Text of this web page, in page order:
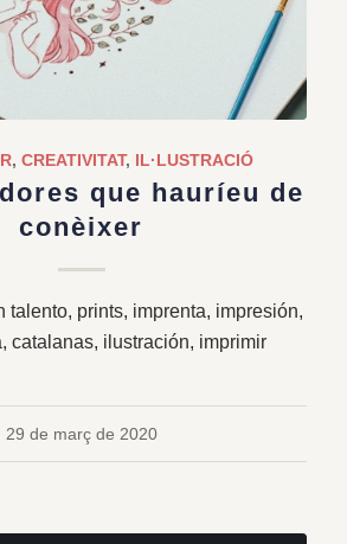
, CREATIVITAT, IL·LUSTRACIÓ
que hauríeu de
conèixer
talento, prints, imprenta, impresión,
catalanas, ilustración, imprimir
29 de març de 2020